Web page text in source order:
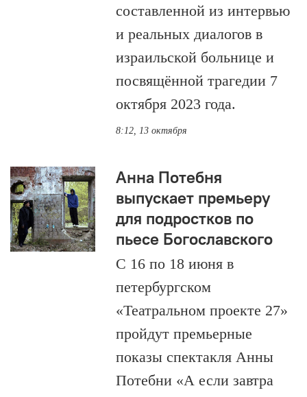
составленной из интервью
и реальных диалогов в
израильской больнице и
посвящённой трагедии 7
октября 2023 года.
8:12, 13 октября
Анна Потебня
выпускает премьеру
для подростков по
пьесе Богославского
С 16 по 18 июня в
петербургском
«Театральном проекте 27»
пройдут премьерные
показы спектакля Анны
Потебни «А если завтра